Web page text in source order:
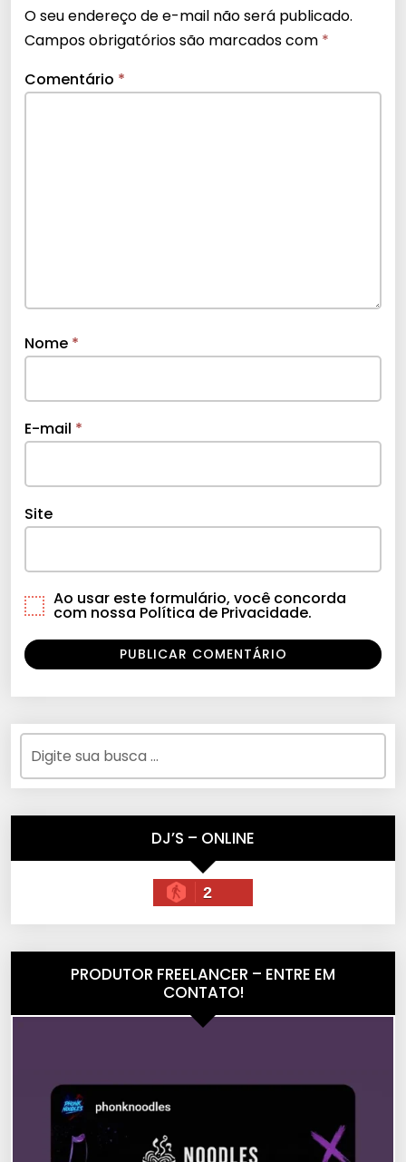
O seu endereço de e-mail não será publicado.
Campos obrigatórios são marcados com *
Comentário *
Nome *
E-mail *
Site
Ao usar este formulário, você concorda
com nossa Política de Privacidade.
DJ’S – ONLINE
2
PRODUTOR FREELANCER – ENTRE EM
CONTATO!